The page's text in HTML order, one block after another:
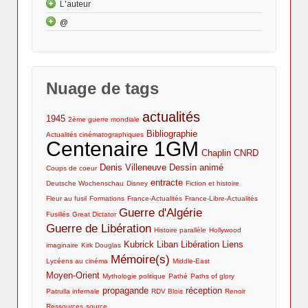
Envisager le contexte de distribution et de
diffusion
de la TV
Filmographie
L'auteur
@
Nuage de tags
1945 2ème guerre mondiale actualités
Actualités cinématographiques Bibliographie
Centenaire 1GM Chaplin CNRD
Coups de coeur Denis Villeneuve Dessin animé
Deutsche Wochenschau Disney entracte Fiction et histoire
Fleur au fusil Formations France-Actualités France-Libre-Actualités
Fusillés Great Dictator Guerre d'Algérie
Guerre de Libération Histoire parallèle Hollywood
imaginaire Kirk Douglas Kubrick Liban Libération Liens
Lycéens au cinéma Mémoire(s) Middle-East
Moyen-Orient Mythologie politique Pathé Paths of glory
Patrulla infernale propagande RDV Blois réception Renoir